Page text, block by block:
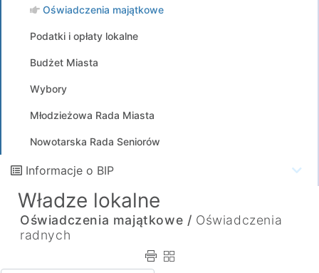
Oświadczenia majątkowe
Podatki i opłaty lokalne
Budżet Miasta
Wybory
Młodzieżowa Rada Miasta
Nowotarska Rada Seniorów
Informacje o BIP
Władze lokalne
Oświadczenia majątkowe / Oświadczenia
radnych